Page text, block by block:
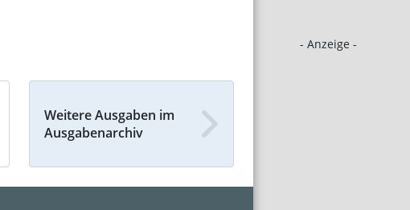
- Anzeige -
Weitere Ausgaben im
Ausgabenarchiv